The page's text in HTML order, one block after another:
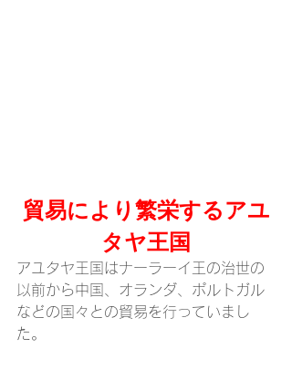
貿易により繁栄するアユ
タヤ王国
アユタヤ王国はナーラーイ王の治世の
以前から中国、オランダ、ポルトガル
などの国々との貿易を行っていまし
た。